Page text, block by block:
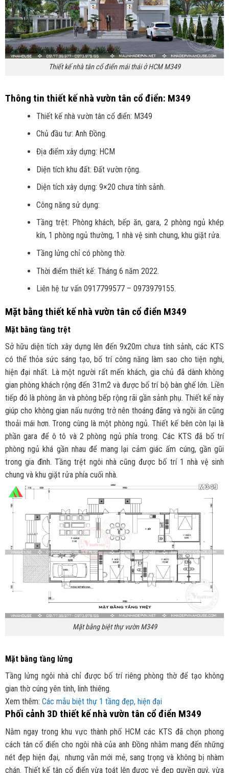
Thiết kế nhà tân cổ điển mái thái ở HCM M349
Thông tin thiết kế nhà vườn tân cổ điển: M349
Thiết kế nhà vườn tân cổ điển: M349
Chủ đầu tư: Anh Đồng.
Địa điểm xây dựng: HCM
Diện tích khu đất: Đất vườn rộng.
Diện tích xây dựng: 9×20 chưa tính sảnh.
Công năng sử dụng:
Tầng trệt: Phòng khách, bếp ăn, gara, 2 phòng ngủ khép
kín, 1 phòng ngủ thường, 1 nhà vệ sinh chung, khu giặt rửa.
Tầng lửng chỉ có phòng thờ.
Thời điểm thiết kế: Tháng 6 năm 2022.
Liên hệ tư vấn 0917799577 – 0973979155.
Mặt bằng thiết kế nhà vườn tân cổ điển M349
Mặt bằng tầng trệt
Sở hữu diện tích xây dựng lên đến 9x20m chưa tính sảnh, các KTS
có thể thỏa sức sáng tạo, bố trí công năng làm sao cho tiện nghi,
hiện đại nhất. Là một người rất mến khách, gia chủ đã dành không
gian phòng khách rộng đến 31m2 và được bố trí bộ bàn ghế lớn. Liền
tiếp đó là phòng ăn và phòng bếp rộng rãi gần sảnh phụ. Thiết kế này
giúp cho không gian nấu nướng trở nên thoáng đãng và ngồi ăn cũng
thoải mái hơn. Trong cùng là một phòng ngủ. Thiết kế bên còn lại là
phần gara để ô tô và 2 phòng ngủ phía trong. Các KTS đã bố trí
phòng ngủ khá gần nhau để mang lại cảm giác ấm cúng, gần gũi
trong gia đình. Tầng trệt ngôi nhà cũng được bố trí 1 nhà vệ sinh
chung và khu giặt rửa phía cuối nhà.
Mặt bằng biệt thự vườn M349
Mặt bằng tầng lửng
Tầng lửng ngôi nhà chỉ được bố trí riêng phòng thờ để tạo không
gian thờ cúng yên tính, linh thiêng.
Xem thêm: Các mẫu biệt thự 1 tầng đẹp, hiện đại
Phối cảnh 3D thiết kế nhà vườn tân cổ điển M349
Nằm ngay trong khu vực thành phố HCM các KTS đã chọn phong
cách tân cổ điển cho ngôi nhà của anh Đồng nhằm mang đến những
nét đẹp hiện đại, nhưng vẫn mới mẻ, sang trọng và không bị nhàm
chán. Thiết kế tân cổ điển vừa toát lên được vẻ đẹp quyền quý, vừa